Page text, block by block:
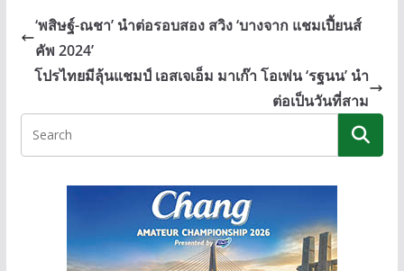
b
o
k
e
g
er
y
n
k
‘พสิษฐ์-ณชา’ นำต่อรอบสอง สวิง ‘บางจาก แชมเปี้ยนส์
คัพ 2024’
โปรไทยมีลุ้นแชมป์ เอสเจเอ็ม มาเก๊า โอเพ่น ‘รฐนน’ นำ
ต่อเป็นวันที่สาม